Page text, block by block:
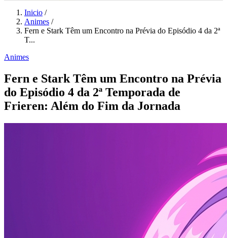
Inicio /
Animes /
Fern e Stark Têm um Encontro na Prévia do Episódio 4 da 2ª
T...
Animes
Fern e Stark Têm um Encontro na Prévia
do Episódio 4 da 2ª Temporada de
Frieren: Além do Fim da Jornada